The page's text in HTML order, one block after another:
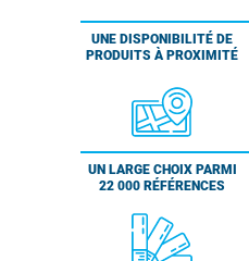
UNE DISPONIBILITÉ DE
PRODUITS À PROXIMITÉ
UN LARGE CHOIX PARMI
22 000 RÉFÉRENCES